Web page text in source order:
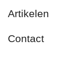
Artikelen
Contact